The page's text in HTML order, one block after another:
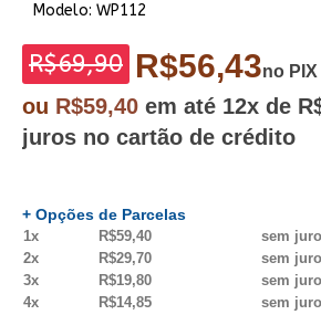
Modelo: WP112
R$69,90 R$56,43no
ou R$59,40 em até 12x de
juros no cartão de crédito
+ Opções de Parcelas
1x R$59,40
sem
2x
R$29,70
sem
3x
R$19,80
sem
4x
R$14,85
sem